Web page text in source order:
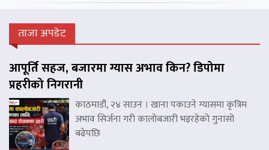
ताजा अपडेट
आपूर्ति सहज, बजारमा ग्यास अभाव किन? डिपोमा
प्रहरीको निगरानी
काठमाडौं, २४ साउन । खाना पकाउने ग्यासमा कृत्रिम
अभाव सिर्जना गरी कालोबजारी भइरहेको गुनासो
बढेपछि